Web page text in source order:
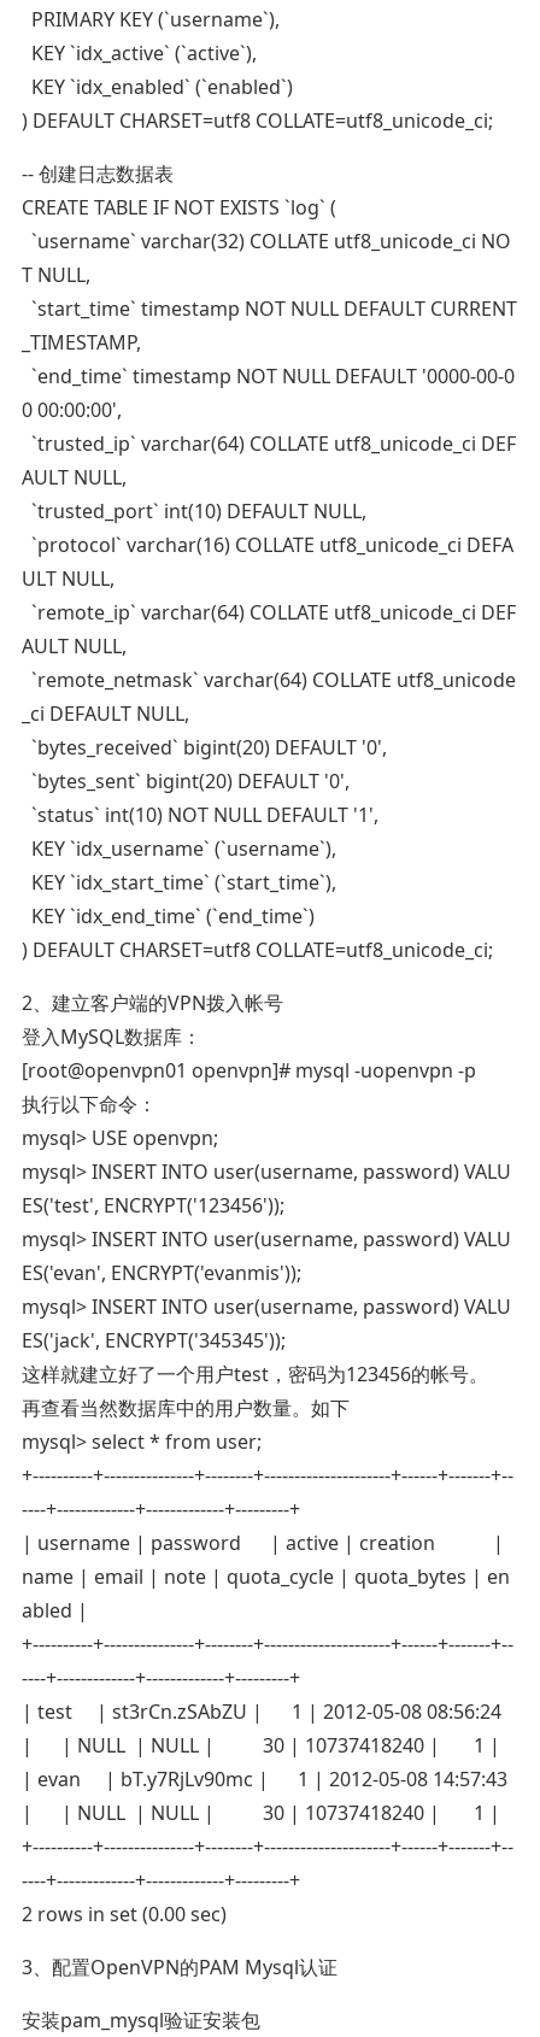
PRIMARY KEY (`username`),
KEY `idx_active` (`active`),
KEY `idx_enabled` (`enabled`)
) DEFAULT CHARSET=utf8 COLLATE=utf8_unicode_ci;
-- 创建日志数据表
CREATE TABLE IF NOT EXISTS `log` (
`username` varchar(32) COLLATE utf8_unicode_ci NO
T NULL,
`start_time` timestamp NOT NULL DEFAULT CURRENT
_TIMESTAMP,
`end_time` timestamp NOT NULL DEFAULT '0000-00-0
0 00:00:00',
`trusted_ip` varchar(64) COLLATE utf8_unicode_ci DEF
AULT NULL,
`trusted_port` int(10) DEFAULT NULL,
`protocol` varchar(16) COLLATE utf8_unicode_ci DEFA
ULT NULL,
`remote_ip` varchar(64) COLLATE utf8_unicode_ci DEF
AULT NULL,
`remote_netmask` varchar(64) COLLATE utf8_unicode
_ci DEFAULT NULL,
`bytes_received` bigint(20) DEFAULT '0',
`bytes_sent` bigint(20) DEFAULT '0',
`status` int(10) NOT NULL DEFAULT '1',
KEY `idx_username` (`username`),
KEY `idx_start_time` (`start_time`),
KEY `idx_end_time` (`end_time`)
) DEFAULT CHARSET=utf8 COLLATE=utf8_unicode_ci;
2、建立客户端的VPN拨入帐号
登入MySQL数据库：
[root@openvpn01 openvpn]# mysql -uopenvpn -p
执行以下命令：
mysql> USE openvpn;
mysql> INSERT INTO user(username, password) VALU
ES('test', ENCRYPT('123456'));
mysql> INSERT INTO user(username, password) VALU
ES('evan', ENCRYPT('evanmis'));
mysql> INSERT INTO user(username, password) VALU
ES('jack', ENCRYPT('345345'));
这样就建立好了一个用户test，密码为123456的帐号。
再查看当然数据库中的用户数量。如下
mysql> select * from user;
+----------+---------------+--------+---------------------+------+-------+--
----+-------------+-------------+---------+
| username | password | active | creation |
name | email | note | quota_cycle | quota_bytes | en
abled |
+----------+---------------+--------+---------------------+------+-------+--
----+-------------+-------------+---------+
| test | st3rCn.zSAbZU | 1 | 2012-05-08 08:56:24
| | NULL | NULL | 30 | 10737418240 | 1 |
| evan | bT.y7RjLv90mc | 1 | 2012-05-08 14:57:43
| | NULL | NULL | 30 | 10737418240 | 1 |
+----------+---------------+--------+---------------------+------+-------+--
----+-------------+-------------+---------+
2 rows in set (0.00 sec)
3、配置OpenVPN的PAM Mysql认证
安装pam_mysql验证安装包